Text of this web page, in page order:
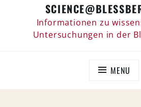
Informationen zu
Untersuchungen in der
MENU